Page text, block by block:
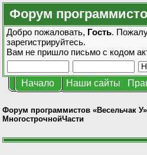
Форум
Добро пожаловать, Гость.
зарегистрируйтесь.
Вам не пришло письмо с кодом
Начало Наши сайты
Форум программистов «Весельчак У»
МногострочнойЧасти